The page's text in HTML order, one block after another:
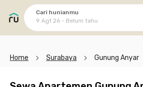
Cari hunianmu
9 Agt 26 - Belum tahu
Home Surabaya Gunung Anyar